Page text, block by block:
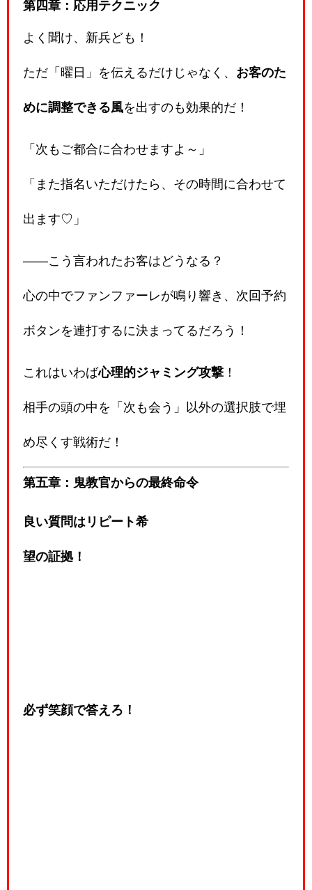
第四章：応用テクニック
よく聞け、新兵ども！
ただ「曜日」を伝えるだけじゃなく、 お客のた
めに調整できる風を出すのも効果的だ！
「次もご都合に合わせますよ～」
「また指名いただけたら、その時間に合わせて
出ます♡」
――こう言われたお客はどうなる？
心の中でファンファーレが鳴り響き、次回予約
ボタンを連打するに決まってるだろう！
これはいわば心理的ジャミング攻撃 ！
相手の頭の中を「次も会う」以外の選択肢で埋
め尽くす戦術だ！
第五章：鬼教官からの最終命令
良い質問はリピート希
望の証拠！
必ず笑顔で答えろ！